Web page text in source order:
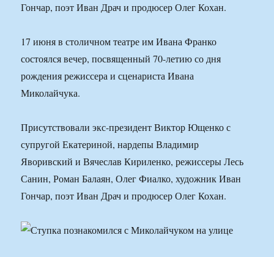
Гончар, поэт Иван Драч и продюсер Олег Кохан.
17 июня в столичном театре им Ивана Франко
состоялся вечер, посвященный 70-летию со дня
рождения режиссера и сценариста Ивана
Миколайчука.
Присутствовали экс-президент Виктор Ющенко с
супругой Екатериной, нардепы Владимир
Яворивский и Вячеслав Кириленко, режиссеры Лесь
Санин, Роман Балаян, Олег Фиалко, художник Иван
Гончар, поэт Иван Драч и продюсер Олег Кохан.